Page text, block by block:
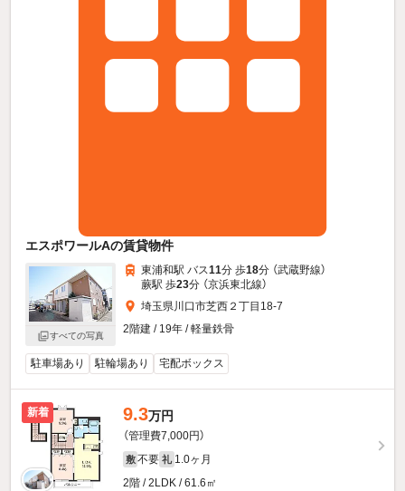
エスポワールAの賃貸物件
すべての写真
東浦和駅 バス11分 歩18分 （武蔵野線）
蕨駅 歩23分 （京浜東北線）
埼玉県川口市芝西２丁目18-7
2階建 / 19年 / 軽量鉄骨
駐車場あり 駐輪場あり 宅配ボックス
新着 9.3万円
（管理費7,000円）
敷 不要 礼 1.0ヶ月
2階 / 2LDK / 61.6㎡